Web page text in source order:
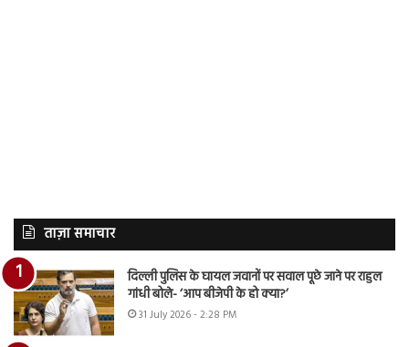
ताज़ा समाचार
दिल्ली पुलिस के घायल जवानों पर सवाल पूछे जाने पर राहुल
गांधी बोले- ‘आप बीजेपी के हो क्या?’
31 July 2026 - 2:28 PM